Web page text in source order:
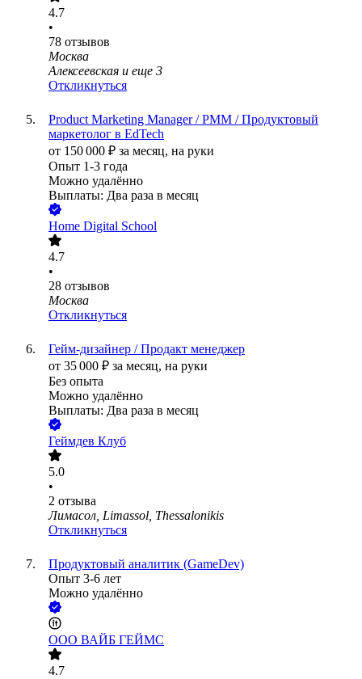
4.7
•
78 отзывов
Москва
Алексеевская и еще 3
Откликнуться
Product Marketing Manager / PMM / Продуктовый
маркетолог в EdTech
от 150 000 ₽ за месяц, на руки
Опыт 1-3 года
Можно удалённо
Выплаты: Два раза в месяц
Home Digital School
4.7
•
28 отзывов
Москва
Откликнуться
Гейм-дизайнер / Продакт менеджер
от 35 000 ₽ за месяц, на руки
Без опыта
Можно удалённо
Выплаты: Два раза в месяц
Геймдев Клуб
5.0
•
2 отзыва
Лимасол, Limassol, Thessalonikis
Откликнуться
Продуктовый аналитик (GameDev)
Опыт 3-6 лет
Можно удалённо
ООО ВАЙБ ГЕЙМС
4.7